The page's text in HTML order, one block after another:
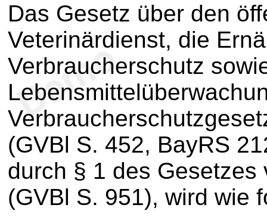
Das Gesetz über den
Veterinärdienst, die
Verbraucherschutz
(GVBl S. 452, BayRS
durch § 1 des
(GVBl S. 951), wird wie